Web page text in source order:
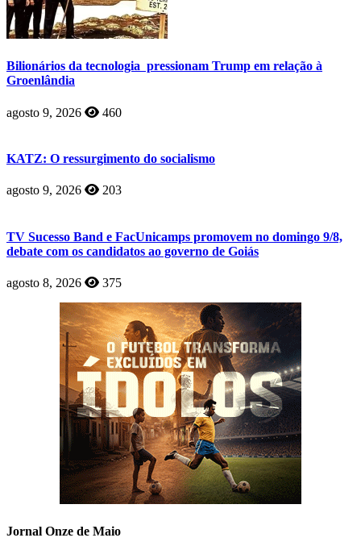
Bilionários da tecnologia pressionam Trump em relação à
Groenlândia
agosto 9, 2026 460
KATZ: O ressurgimento do socialismo
agosto 9, 2026 203
TV Sucesso Band e FacUnicamps promovem no domingo 9/8,
debate com os candidatos ao governo de Goiás
agosto 8, 2026 375
Jornal Onze de Maio